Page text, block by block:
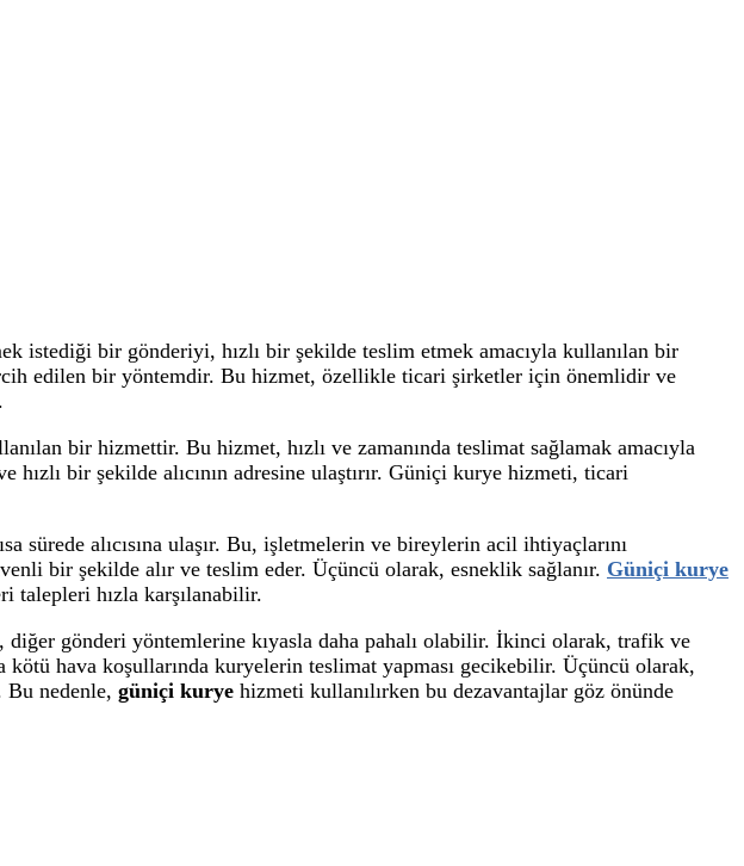
istediği bir gönderiyi, hızlı bir şekilde teslim etmek amacıyla kullanılan bir
edilen bir yöntemdir. Bu hizmet, özellikle ticari şirketler için önemlidir ve
bir hizmettir. Bu hizmet, hızlı ve zamanında teslimat sağlamak amacıyla
bir şekilde alıcının adresine ulaştırır. Güniçi kurye hizmeti, ticari
sürede alıcısına ulaşır. Bu, işletmelerin ve bireylerin acil ihtiyaçlarını
bir şekilde alır ve teslim eder. Üçüncü olarak, esneklik sağlanır. Güniçi kurye
talepleri hızla karşılanabilir.
gönderi yöntemlerine kıyasla daha pahalı olabilir. İkinci olarak, trafik ve
hava koşullarında kuryelerin teslimat yapması gecikebilir. Üçüncü olarak,
nedenle, güniçi kurye hizmeti kullanılırken bu dezavantajlar göz önünde